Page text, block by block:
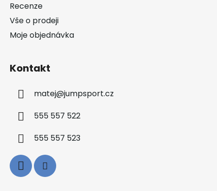
Recenze
Vše o prodeji
Moje objednávka
Kontakt
matej@jumpsport.cz
555 557 522
555 557 523